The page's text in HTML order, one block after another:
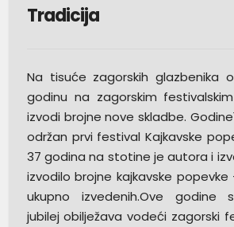
Tradicija
Na tisuće zagorskih glazbenika
godinu na zagorskim
izvodi brojne nove skladbe.
održan prvi festival Kajkavske
37 godina na stotine je autora i
izvodilo brojne kajkavske
ukupno izvedenih.Ove godine
jubilej obilježava vodeći zagorski